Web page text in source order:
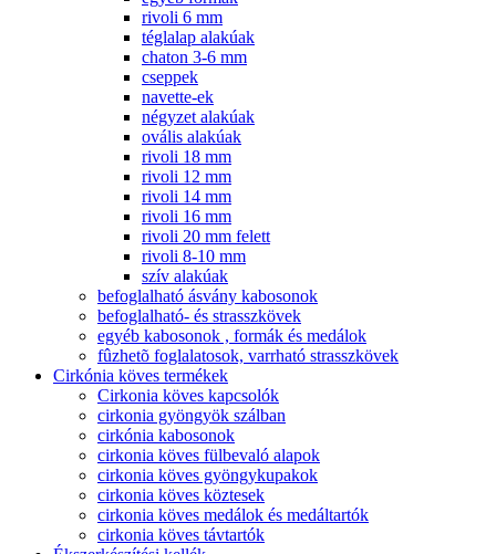
rivoli 6 mm
téglalap alakúak
chaton 3-6 mm
cseppek
navette-ek
négyzet alakúak
ovális alakúak
rivoli 18 mm
rivoli 12 mm
rivoli 14 mm
rivoli 16 mm
rivoli 20 mm felett
rivoli 8-10 mm
szív alakúak
befoglalható ásvány kabosonok
befoglalható- és strasszkövek
egyéb kabosonok , formák és medálok
fûzhetõ foglalatosok, varrható strasszkövek
Cirkónia köves termékek
Cirkonia köves kapcsolók
cirkonia gyöngyök szálban
cirkónia kabosonok
cirkonia köves fülbevaló alapok
cirkonia köves gyöngykupakok
cirkonia köves köztesek
cirkonia köves medálok és medáltartók
cirkonia köves távtartók